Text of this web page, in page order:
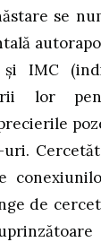
se
și IMC
lor
de